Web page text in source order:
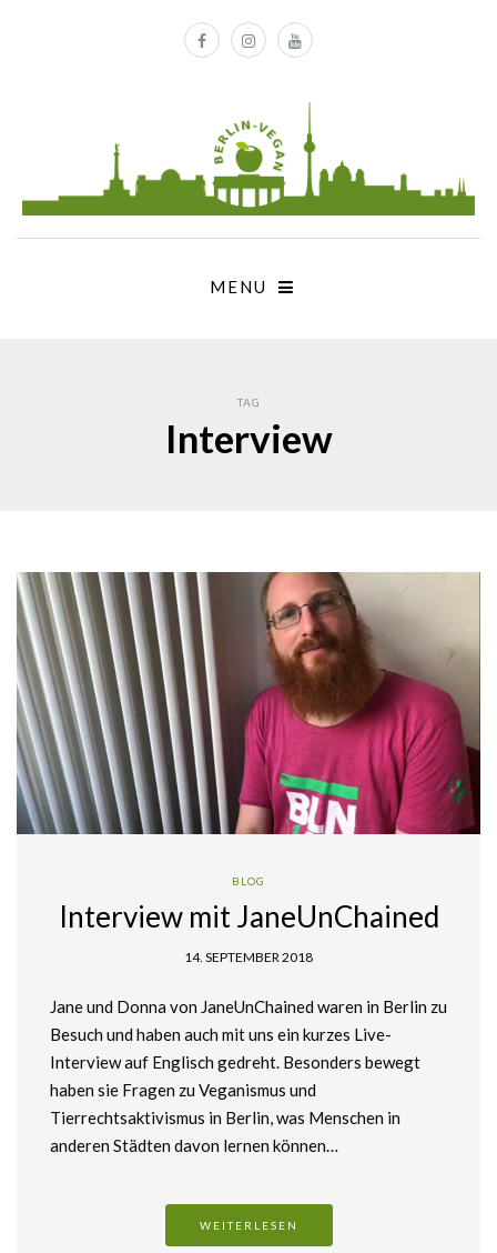
MENU
TAG
Interview
BLOG
Interview mit JaneUnChained
14. SEPTEMBER 2018
Jane und Donna von JaneUnChained waren in Berlin zu
Besuch und haben auch mit uns ein kurzes Live-
Interview auf Englisch gedreht. Besonders bewegt
haben sie Fragen zu Veganismus und
Tierrechtsaktivismus in Berlin, was Menschen in
anderen Städten davon lernen können…
WEITERLESEN